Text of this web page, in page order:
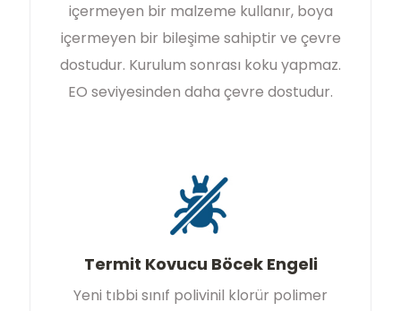
içermeyen bir malzeme kullanır, boya
içermeyen bir bileşime sahiptir ve çevre
dostudur. Kurulum sonrası koku yapmaz.
EO seviyesinden daha çevre dostudur.
Termit Kovucu Böcek Engeli
Yeni tıbbi sınıf polivinil klorür polimer